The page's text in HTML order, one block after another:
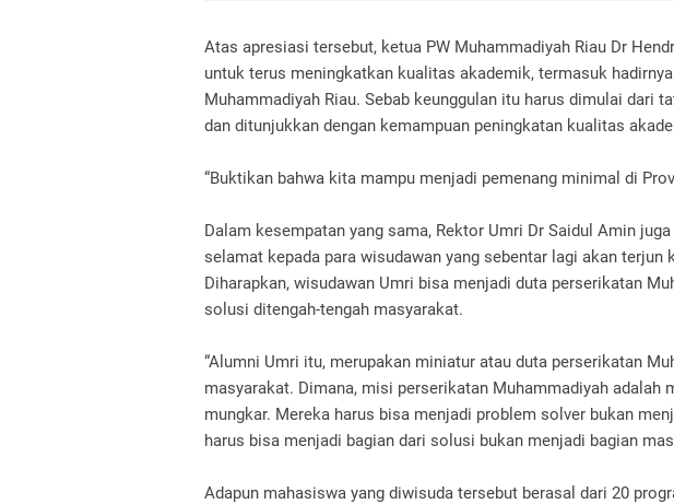
Atas apresiasi tersebut, ketua PW Muhammadiyah Riau Dr
untuk terus meningkatkan kualitas akademik, termasuk
Muhammadiyah Riau. Sebab keunggulan itu harus dimulai dari
dan ditunjukkan dengan kemampuan peningkatan kualitas
“Buktikan bahwa kita mampu menjadi pemenang minimal di
Dalam kesempatan yang sama, Rektor Umri Dr Saidul Amin
selamat kepada para wisudawan yang sebentar lagi akan terjun
Diharapkan, wisudawan Umri bisa menjadi duta perserikatan
solusi ditengah-tengah masyarakat.
“Alumni Umri itu, merupakan miniatur atau duta perserikatan
masyarakat. Dimana, misi perserikatan Muhammadiyah adalah
mungkar. Mereka harus bisa menjadi problem solver bukan
harus bisa menjadi bagian dari solusi bukan menjadi bagian
Adapun mahasiswa yang diwisuda tersebut berasal dari 20